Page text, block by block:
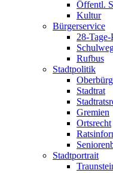
Öffentl.
Kultur
Bürgerservice
28-
Rufbus
Stadtpolitik
Stadtrat
Gremien
Ortsrecht
Stadtportrait